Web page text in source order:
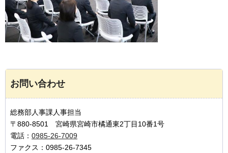
お問い合わせ
総務部人事課人事担当
〒880-8501 宮崎県宮崎市橘通東2丁目10番1号
電話： 0985-26-7009
ファクス：0985-26-7345